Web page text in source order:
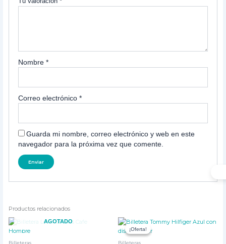
Nombre*
Correo electrónico*
Guarda mi nombre, correo electrónico y web en este
navegador para la próxima vez que comente.
Productos relacionados
AGOTADO
Billeteras
¡Oferta!
¡Oferta!
Billeteras
precio
original
era:
precio